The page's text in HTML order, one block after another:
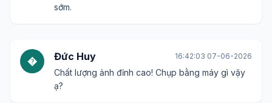
sớm.
� Đức Huy 16:42:03 07-06-2026
Chất lượng ảnh đỉnh cao! Chụp bằng máy gì vậy
ạ?